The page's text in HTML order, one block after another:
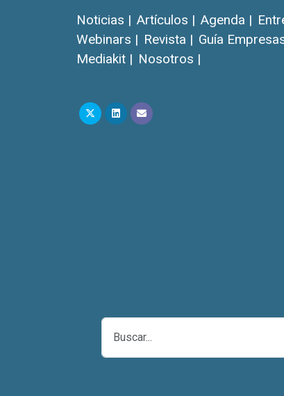
Noticias | Artículos | Agenda |
Webinars | Revista | Guía
Mediakit | Nosotros |